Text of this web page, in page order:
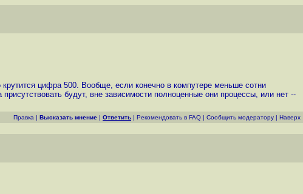
цифра 500. Вообще, если конечно в компутере меньше сотни
будут, вне зависимости полноценные они процессы, или нет --
Правка | Высказать мнение | Ответить | Рекомендовать в FAQ | Cообщить модератору | Наверх